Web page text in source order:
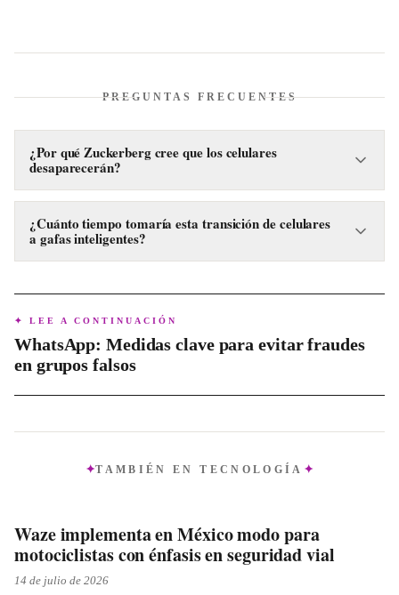
PREGUNTAS FRECUENTES
¿Por qué Zuckerberg cree que los celulares
desaparecerán?
Mark Zuckerberg opina que los celulares han estancado su
innovación y serán reemplazados por dispositivos más
integrados al entorno, como las gafas inteligentes, que
ofrecen una interacción digital más directa y menos invasiva.
¿Cuánto tiempo tomaría esta transición de celulares
a gafas inteligentes?
aproximadamente una década para que las gafas inteligentes
se perfeccionen y ganen aceptación masiva.
✦ LEE A CONTINUACIÓN
WhatsApp: Medidas clave para evitar fraudes
en grupos falsos
TAMBIÉN ENTECNOLOGÍA
Waze implementa en México modo para
motociclistas con énfasis en seguridad vial
14 de julio de 2026